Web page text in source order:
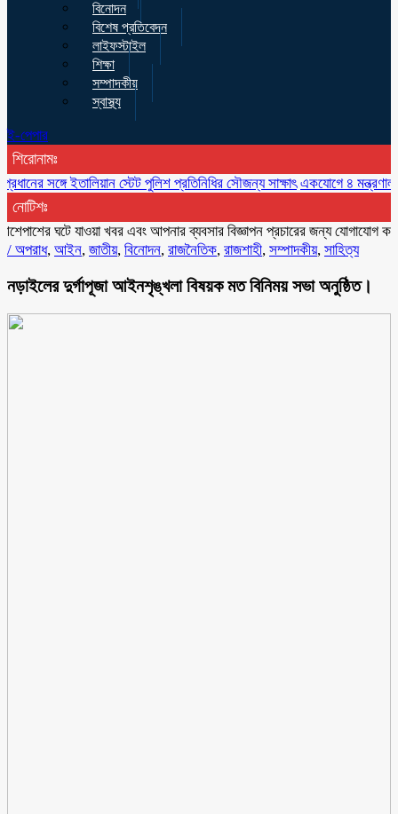
বিনোদন
বিশেষ প্রতিবেদন
লাইফস্টাইল
শিক্ষা
সম্পাদকীয়
স্বাস্থ্য
ই-পেপার
শিরোনামঃ
সঙ্গে ইতালিয়ান স্টেট পুলিশ প্রতিনিধির সৌজন্য সাক্ষাৎ একযোগে ৪ মন্ত্রণালয়ে
নোটিশঃ
ঘটে যাওয়া খবর এবং আপনার ব্যবসার বিজ্ঞাপন প্রচারের জন্য যোগাযোগ করুন
/ অপরাধ, আইন, জাতীয়, বিনোদন, রাজনৈতিক, রাজশাহী, সম্পাদকীয়, সাহিত্য
নড়াইলের দুর্গাপূজা আইনশৃঙ্খলা বিষয়ক মত বিনিময় সভা অনুষ্ঠিত।